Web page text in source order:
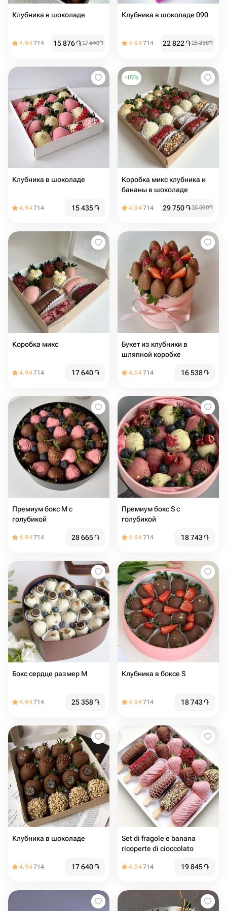
Клубника в шоколаде
4.94714 15 876֏17 640֏
Клубника в шоколаде 090
4.94714 22 822֏25 358֏
Клубника в шоколаде
4.94714 15 435֏
-15%
Коробка микс клубника и
бананы в шоколаде
4.94714 29 750֏35 000֏
Коробка микс
4.94714 17 640֏
Букет из клубники в
шляпной коробке
4.94714 16 538֏
Премиум бокс М с
голубикой
4.94714 28 665֏
Премиум бокс S с
голубикой
4.94714 18 743֏
Бокс сердце размер М
4.94714 25 358֏
Клубника в боксе S
4.94714 18 743֏
Клубника в шоколаде
4.94714 17 640֏
Set di fragole e banana
ricoperte di cioccolato
4.94714 19 845֏